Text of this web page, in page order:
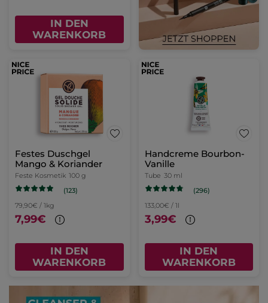
IN DEN
WARENKORB
Festes Duschgel
Mango & Koriander
Feste Kosmetik 100 g
(123)
79,90€ / 1kg
7,99€
IN DEN
WARENKORB
Handcreme Bourbon-
Vanille
Tube 30 ml
(296)
133,00€ / 1l
3,99€
IN DEN
WARENKORB